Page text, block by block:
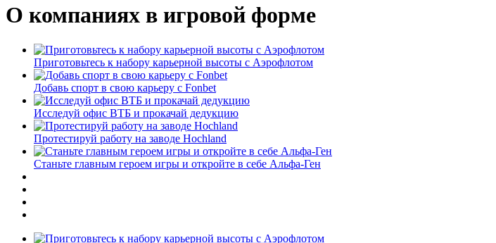
О компаниях в игровой форме
Приготовьтесь к набору карьерной высоты с Аэрофлотом
Добавь спорт в свою карьеру с Fonbet
Исследуй офис ВТБ и прокачай дедукцию
Протестируй работу на заводе Hochland
Станьте главным героем игры и откройте в себе Альфа-Ген